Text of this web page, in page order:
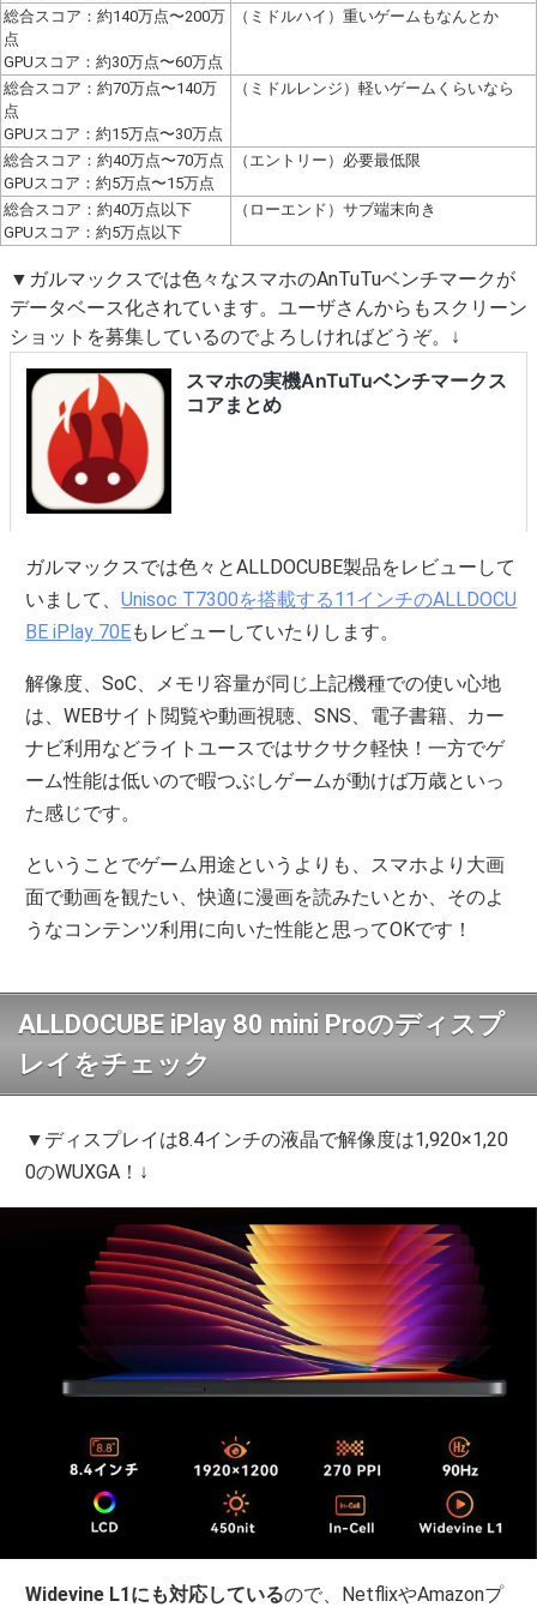
総合スコア：約140万点〜200万
点
GPUスコア：約30万点〜60万点
（ミドルハイ）重いゲームもなんとか
総合スコア：約70万点〜140万
点
GPUスコア：約15万点〜30万点
（ミドルレンジ）軽いゲームくらいなら
総合スコア：約40万点〜70万点
GPUスコア：約5万点〜15万点
（エントリー）必要最低限
総合スコア：約40万点以下
GPUスコア：約5万点以下
（ローエンド）サブ端末向き
▼ガルマックスでは色々なスマホのAnTuTuベンチマークが
データベース化されています。ユーザさんからもスクリーン
ショットを募集しているのでよろしければどうぞ。↓
ガルマックスでは色々とALLDOCUBE製品をレビューして
いまして、Unisoc T7300を搭載する11インチのALLDOCU
BE iPlay 70Eもレビューしていたりします。
解像度、SoC、メモリ容量が同じ上記機種での使い心地
は、WEBサイト閲覧や動画視聴、SNS、電子書籍、カー
ナビ利用などライトユースではサクサク軽快！一方でゲ
ーム性能は低いので暇つぶしゲームが動けば万歳といっ
た感じです。
ということでゲーム用途というよりも、スマホより大画
面で動画を観たい、快適に漫画を読みたいとか、そのよ
うなコンテンツ利用に向いた性能と思ってOKです！
ALLDOCUBE iPlay 80 mini Proのディスプ
レイをチェック
▼ディスプレイは8.4インチの液晶で解像度は1,920×1,20
0のWUXGA！↓
Widevine L1にも対応しているので、NetflixやAmazonプ